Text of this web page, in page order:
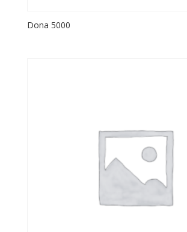
Dona 5000